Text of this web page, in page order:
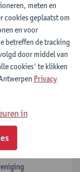
leden van de
de museumpas.
meten en
cookies geplaatst om
en voor
betreffen de tracking
door middel van
cookies' te klikken
Privacy
in